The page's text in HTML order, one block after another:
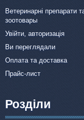
Ветеринарні препарати
зоотовары
Увійти, авторизація
Ви переглядали
Оплата та доставка
Прайс-лист
Розділи